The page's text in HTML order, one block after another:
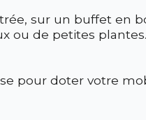
sur un buffet en
ou de petites plantes.
pour doter votre